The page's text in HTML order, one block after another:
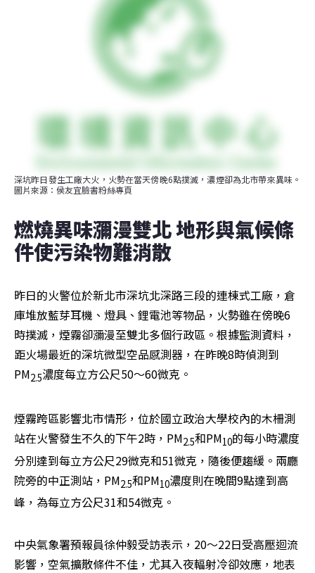
深坑昨日發生工廠大火，火勢在當天傍晚6點撲滅，濃煙卻為北市帶來異味。
圖片來源：侯友宜臉書粉絲專頁
燃燒異味瀰漫雙北 地形與氣候條
件使污染物難消散
昨日的火警位於新北市深坑北深路三段的連棟式工廠，倉
庫堆放藍芽耳機、燈具、鋰電池等物品，火勢雖在傍晚6
時撲滅，煙霧卻瀰漫至雙北多個行政區。根據監測資料，
距火場最近的深坑微型空品感測器，在昨晚8時偵測到
PM2.5濃度每立方公尺50～60微克。
煙霧跨區影響北市情形，位於國立政治大學校內的木柵測
站在火警發生不久的下午2時，PM2.5和PM10的每小時濃度
分別達到每立方公尺29微克和51微克，隨後便趨緩。兩廳
院旁的中正測站，PM2.5和PM10濃度則在晚間9點達到高
峰，為每立方公尺31和54微克。
中央氣象署預報員徐仲毅受訪表示，20～22日受高壓迴流
影響，空氣擴散條件不佳，尤其入夜輻射冷卻效應，地表